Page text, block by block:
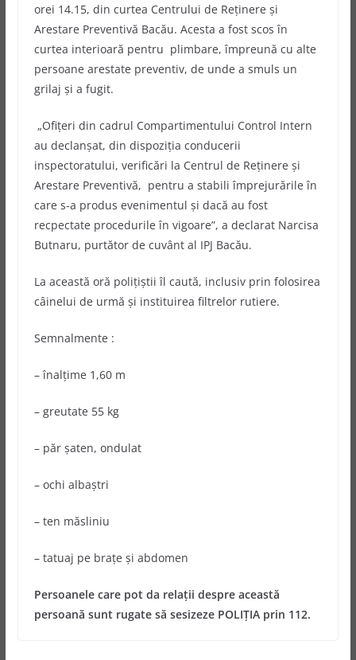
orei 14.15, din curtea Centrului de Reţinere şi
Arestare Preventivă Bacău. Acesta a fost scos în
curtea interioară pentru plimbare, împreună cu alte
persoane arestate preventiv, de unde a smuls un
grilaj şi a fugit.
„Ofiţeri din cadrul Compartimentului Control Intern
au declanşat, din dispoziţia conducerii
inspectoratului, verificări la Centrul de Reţinere şi
Arestare Preventivă, pentru a stabili împrejurările în
care s-a produs evenimentul şi dacă au fost
recpectate procedurile în vigoare”, a declarat Narcisa
Butnaru, purtător de cuvânt al IPJ Bacău.
La această oră poliţiştii îl caută, inclusiv prin folosirea
câinelui de urmă şi instituirea filtrelor rutiere.
Semnalmente :
– înalţime 1,60 m
– greutate 55 kg
– păr şaten, ondulat
– ochi albaştri
– ten măsliniu
– tatuaj pe braţe şi abdomen
Persoanele care pot da relații despre această
persoană sunt rugate să sesizeze POLIŢIA prin 112.